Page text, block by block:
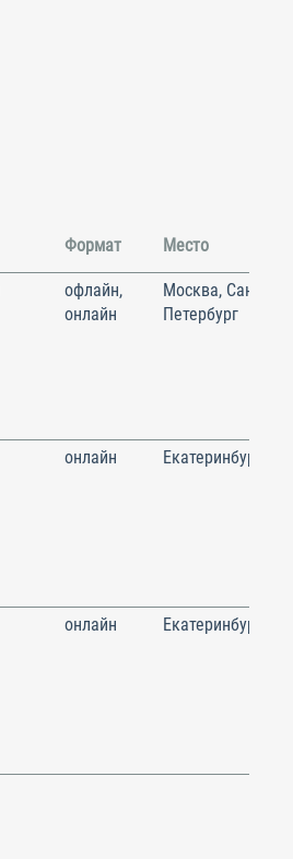
Формат Место
офлайн,
онлайн
Москва, Санкт-
Петербург
онлайн Екатеринбург
онлайн Екатеринбург